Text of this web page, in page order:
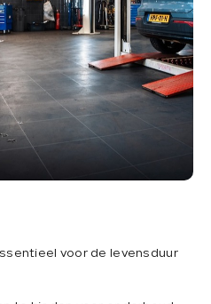
voor de levensduur